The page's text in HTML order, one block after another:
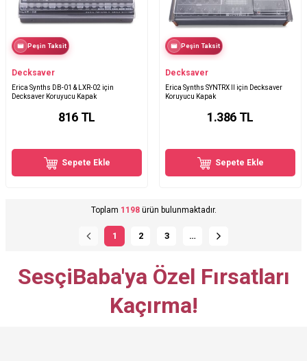
Peşin Taksit
Decksaver
Erica Synths DB-01 & LXR-02 için
Decksaver Koruyucu Kapak
816 TL
Sepete Ekle
Peşin Taksit
Decksaver
Erica Synths SYNTRX II için Decksaver
Koruyucu Kapak
1.386 TL
Sepete Ekle
Toplam 1198ürün bulunmaktadır.
1 2 3 …
SesçiBaba'ya Özel Fırsatları
Kaçırma!